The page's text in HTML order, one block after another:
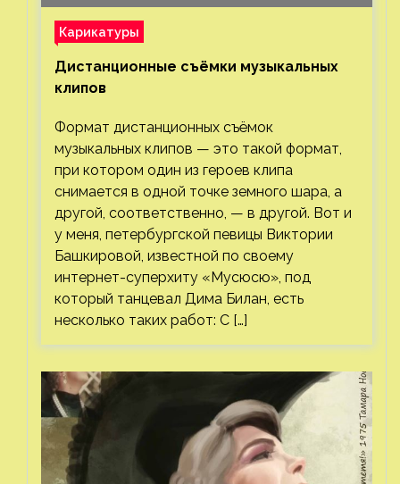
Карикатуры
Дистанционные съёмки музыкальных
клипов⁠⁠
Формат дистанционных съёмок
музыкальных клипов — это такой формат,
при котором один из героев клипа
снимается в одной точке земного шара, а
другой, соответственно, — в другой. Вот и
у меня, петербургской певицы Виктории
Башкировой, известной по своему
интернет-суперхиту «Мусюсю», под
который танцевал Дима Билан, есть
несколько таких работ: С […]